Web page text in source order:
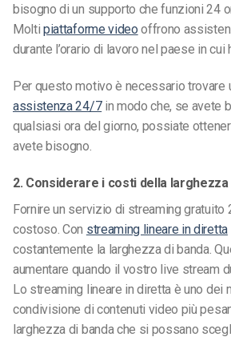
bisogno di un supporto che funzioni 24
Moltipiattaforme video offrono
durante l’orario di lavoro nel paese in cui
Per questo motivo è necessario trovare
assistenza 24/7in modo che, se avete
qualsiasi ora del giorno, possiate
avete bisogno.
2. Considerare i costi della larghezza
Fornire un servizio di streaming
costoso. Con streaming lineare in diretta
costantemente la larghezza di banda.
aumentare quando il vostro live stream
Lo streaming lineare in diretta è uno dei
condivisione di contenuti video più
larghezza di banda che si possano